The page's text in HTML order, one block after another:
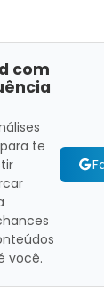
com
te
você.